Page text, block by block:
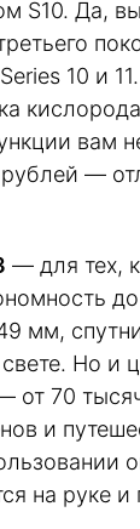
S10. Да,
10 и
вам
—
— для тех,
мм,
Но и
от 70
и
на руке и